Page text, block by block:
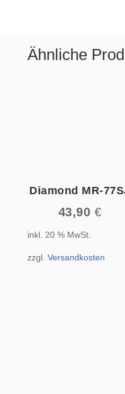
Ähnliche
Diamond MR-
43,90 €
inkl. 20 % MwSt.
zzgl. Versandkosten